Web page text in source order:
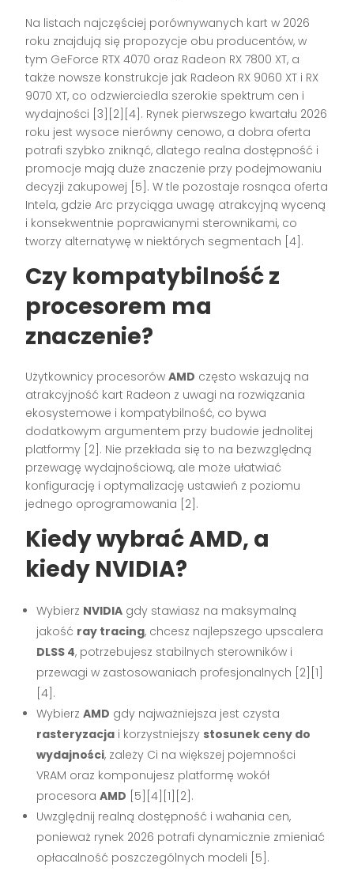
Na listach najczęściej porównywanych kart w 2026
roku znajdują się propozycje obu producentów, w
tym GeForce RTX 4070 oraz Radeon RX 7800 XT, a
także nowsze konstrukcje jak Radeon RX 9060 XT i RX
9070 XT, co odzwierciedla szerokie spektrum cen i
wydajności [3][2][4]. Rynek pierwszego kwartału 2026
roku jest wysoce nierówny cenowo, a dobra oferta
potrafi szybko zniknąć, dlatego realna dostępność i
promocje mają duże znaczenie przy podejmowaniu
decyzji zakupowej [5]. W tle pozostaje rosnąca oferta
Intela, gdzie Arc przyciąga uwagę atrakcyjną wyceną
i konsekwentnie poprawianymi sterownikami, co
tworzy alternatywę w niektórych segmentach [4].
Czy kompatybilność z
procesorem ma
znaczenie?
Użytkownicy procesorówAMD często wskazują na
atrakcyjność kart Radeon z uwagi na rozwiązania
ekosystemowe i kompatybilność, co bywa
dodatkowym argumentem przy budowie jednolitej
platformy [2]. Nie przekłada się to na bezwzględną
przewagę wydajnościową, ale może ułatwiać
konfigurację i optymalizację ustawień z poziomu
jednego oprogramowania [2].
Kiedy wybrać AMD, a
kiedy NVIDIA?
Wybierz NVIDIA gdy stawiasz na maksymalną
jakość ray tracing, chcesz najlepszego upscalera
DLSS 4, potrzebujesz stabilnych sterowników i
przewagi w zastosowaniach profesjonalnych [2][1]
[4].
WybierzAMD gdy najważniejsza jest czysta
rasteryzacja i korzystniejszy stosunek ceny do
wydajności, zależy Ci na większej pojemności
VRAM oraz komponujesz platformę wokół
procesoraAMD [5][4][1][2].
Uwzględnij realną dostępność i wahania cen,
ponieważ rynek 2026 potrafi dynamicznie zmieniać
opłacalność poszczególnych modeli [5].